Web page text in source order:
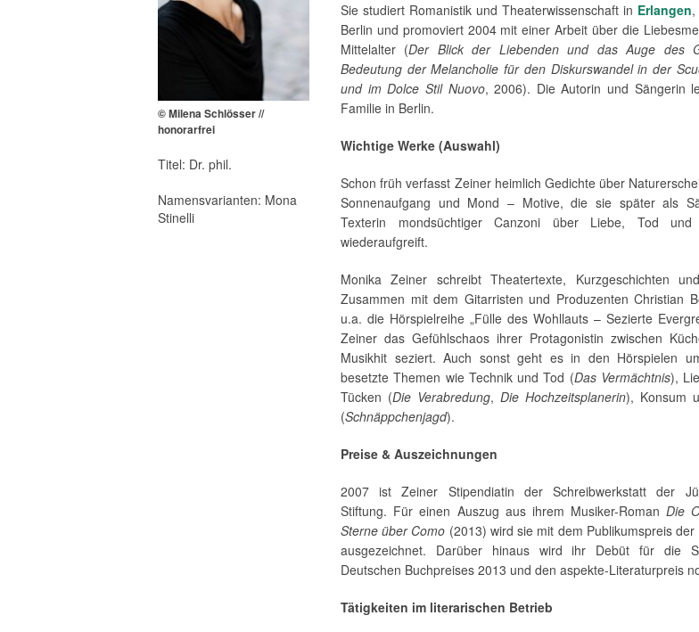
© Milena Schlösser //
honorarfrei
Titel: Dr. phil.
Namensvarianten: Mona
Stinelli
Sie studiert Romanistik und Theaterwissenschaft in Erlangen
Berlin und promoviert 2004 mit einer Arbeit über die
Mittelalter (Der Blick der Liebenden und das Auge des
Bedeutung der Melancholie für den Diskurswandel in der
und im Dolce Stil Nuovo, 2006). Die Autorin und Sängerin
Familie in Berlin.
Wichtige Werke (Auswahl)
Schon früh verfasst Zeiner heimlich Gedichte über
Sonnenaufgang und Mond – Motive, die sie später als
Texterin mondsüchtiger Canzoni über Liebe, Tod
wiederaufgreift.
Monika Zeiner schreibt Theatertexte, Kurzgeschichten
Zusammen mit dem Gitarristen und Produzenten Christian
u.a. die Hörspielreihe „Fülle des Wohllauts – Sezierte
Zeiner das Gefühlschaos ihrer Protagonistin zwischen
Musikhit seziert. Auch sonst geht es in den Hörspielen
besetzte Themen wie Technik und Tod (Das Vermächtnis),
Tücken (Die Verabredung,Die Hochzeitsplanerin), Konsum
(Schnäppchenjagd).
Preise & Auszeichnungen
2007 ist Zeiner Stipendiatin der Schreibwerkstatt der
Stiftung. Für einen Auszug aus ihrem Musiker-RomanDie
Sterne über Como (2013) wird sie mit dem Publikumspreis
ausgezeichnet. Darüber hinaus wird ihr Debüt für die
Deutschen Buchpreises 2013 und den aspekte-Literaturpreis
Tätigkeiten im literarischen Betrieb